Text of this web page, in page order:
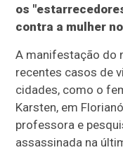
os
contra a mulher
A manifestação do
recentes casos de
cidades, como o
Karsten, em
professora e
assassinada na